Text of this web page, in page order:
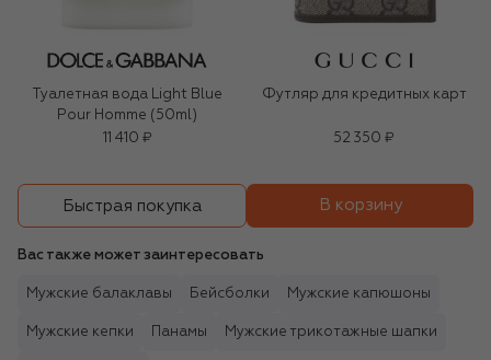
Туалетная вода Light Blue
Pour Homme (50ml)
11 410 ₽
Футляр для кредитных карт
52 350 ₽
Быстрая покупка В корзину
Вас также может заинтересовать
Мужские балаклавы Бейсболки Мужские капюшоны
Мужские кепки Панамы Мужские трикотажные шапки